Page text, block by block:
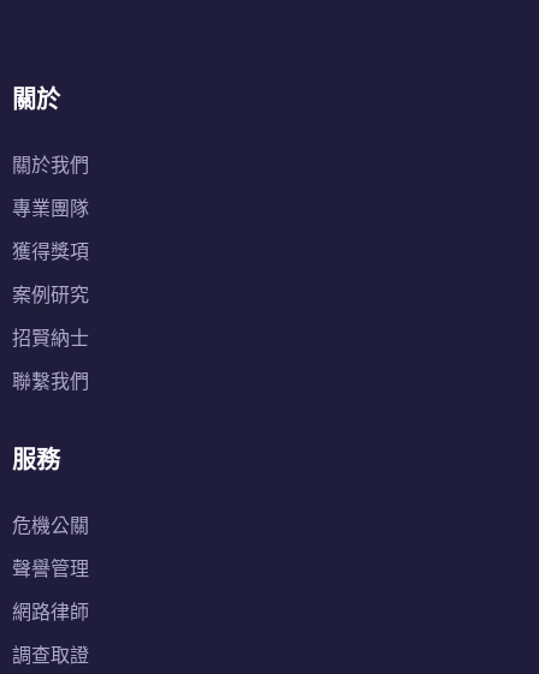
關於
關於我們
專業團隊
獲得獎項
案例研究
招賢納士
聯繫我們
服務
危機公關
聲譽管理
網路律師
調查取證